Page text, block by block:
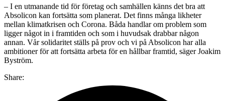
– I en utmanande tid för företag och samhällen känns det bra att
Absolicon kan fortsätta som planerat. Det finns många likheter
mellan klimatkrisen och Corona. Båda handlar om problem som
ligger något in i framtiden och som i huvudsak drabbar någon
annan. Vår solidaritet ställs på prov och vi på Absolicon har alla
ambitioner för att fortsätta arbeta för en hållbar framtid, säger Joakim
Byström.
Share: